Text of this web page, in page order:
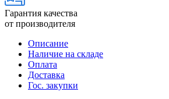
Гарантия качества
от производителя
Описание
Наличие на складе
Оплата
Доставка
Гос. закупки